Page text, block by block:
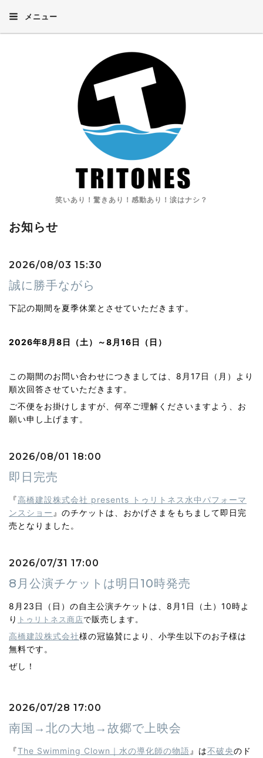
メニュー
笑いあり！驚きあり！感動あり！涙はナシ？
お知らせ
2026/08/03 15:30
誠に勝手ながら
下記の期間を夏季休業とさせていただきます。
2026年8月8日（土）～8月16日（日）
この期間のお問い合わせにつきましては、8月17日（月）より
順次回答させていただきます。
ご不便をお掛けしますが、何卒ご理解くださいますよう、お
願い申し上げます。
2026/08/01 18:00
即日完売
『高橋建設株式会社 presents トゥリトネス水中パフォーマ
ンスショー 』のチケットは、おかげさまをもちまして即日完
売となりました。
2026/07/31 17:00
8月公演チケットは明日10時発売
8月23日（日）の自主公演チケットは、8月1日（土）10時よ
り トゥリトネス商店で販売しま す。
高橋建設株式会社様の冠協賛により、小学生以下のお子様は
無料です。
ぜし！
2026/07/28 17:00
南国→北の大地→故郷で上映会
『The Swimming Clown｜水の導化師の物語 』は不破央のド